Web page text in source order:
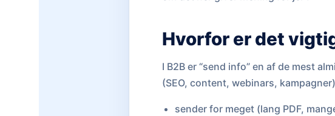
Hvorfor er det
I B2B er “send info” en af de mest
(SEO, content, webinars,
sender for meget (lang PDF,